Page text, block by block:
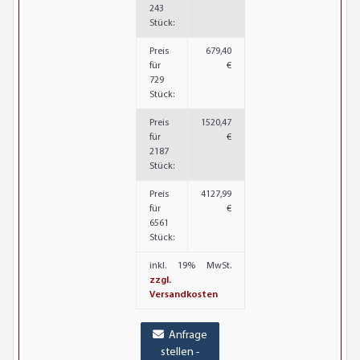
243
Stück:
Preis
für
729
Stück:
679,40
€
Preis
für
2187
Stück:
1520,47
€
Preis
für
6561
Stück:
4127,99
€
inkl. 19% MwSt.
zzgl.
Versandkosten
Anfrage
stellen -